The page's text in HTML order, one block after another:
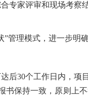
专家评审和现场考察
”管理模式，进一步明
后30个工作日内，项
书保持一致，原则上